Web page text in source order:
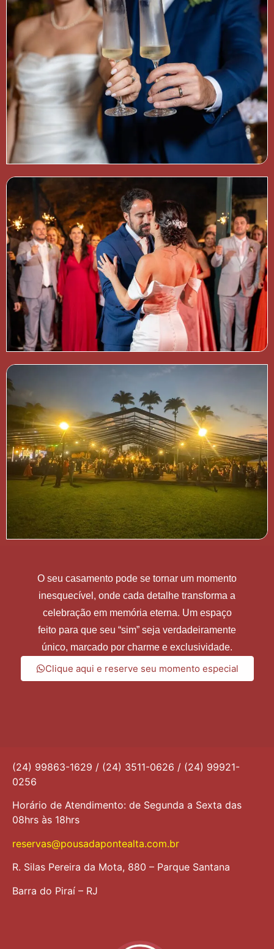
O seu casamento pode se tornar um momento
inesquecível, onde cada detalhe transforma a
celebração em memória eterna. Um espaço
feito para que seu “sim” seja verdadeiramente
único, marcado por charme e exclusividade.
Clique aqui e reserve seu momento especial
(24) 99863-1629 / (24) 3511-0626 / (24) 99921-
0256
Horário de Atendimento: de Segunda a Sexta das
08hrs às 18hrs
reservas@pousadapontealta.com.br
R. Silas Pereira da Mota, 880 – Parque Santana
Barra do Piraí – RJ